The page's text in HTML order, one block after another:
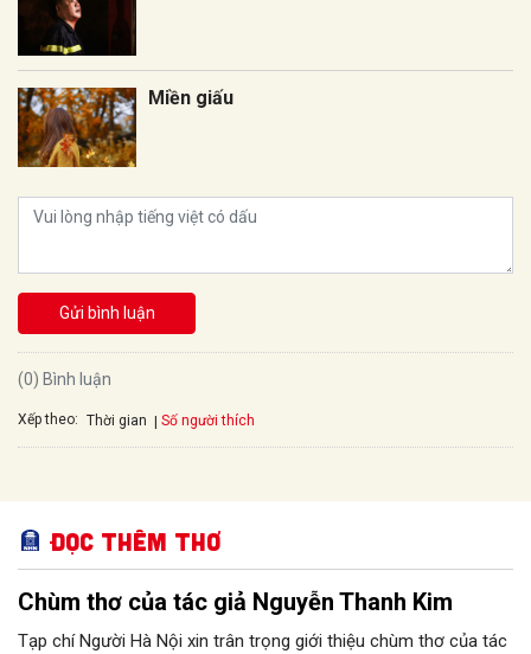
Miền giấu
Gửi bình luận
(0) Bình luận
Xếp theo: Thời gian Số người thích
Đọc thêm Thơ
Chùm thơ của tác giả Nguyễn Thanh Kim
Tạp chí Người Hà Nội xin trân trọng giới thiệu chùm thơ của tác